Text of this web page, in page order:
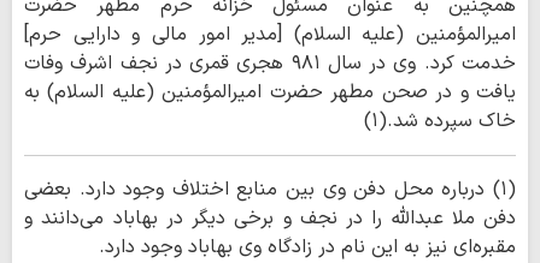
همچنین به عنوان مسئول خزانه حرم مطهر حضرت
امیرالمؤمنین (علیه السلام) [مدیر امور مالی و دارایی حرم]
خدمت کرد. وی در سال ۹۸۱ هجری قمری در نجف اشرف وفات
یافت و در صحن مطهر حضرت امیرالمؤمنین (علیه السلام) به
خاک سپرده شد.(۱)
(۱) درباره محل دفن وی بین منابع اختلاف وجود دارد. بعضی
دفن ملا عبدالله را در نجف و برخی دیگر در بهاباد می‌دانند و
مقبره‌ای نیز به این نام در زادگاه وی بهاباد وجود دارد.